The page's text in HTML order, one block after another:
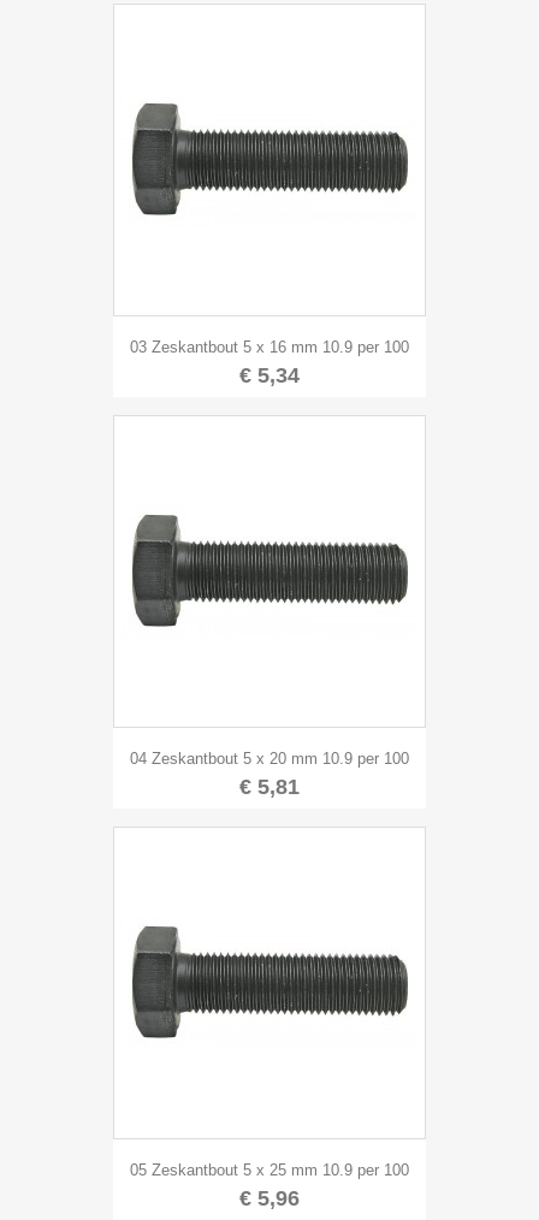
03 Zeskantbout 5 x 16 mm 10.9 per 100
€ 5,34
04 Zeskantbout 5 x 20 mm 10.9 per 100
€ 5,81
05 Zeskantbout 5 x 25 mm 10.9 per 100
€ 5,96